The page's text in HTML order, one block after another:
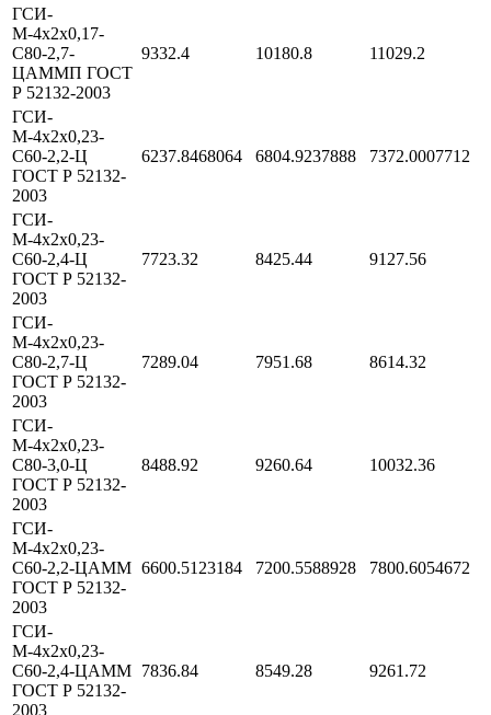
ГСИ-
М-4х2х0,17-
С80-2,7-
ЦАММП ГОСТ
Р 52132-2003
9332.4 10180.8 11029.2
ГСИ-
М-4х2х0,23-
С60-2,2-Ц
ГОСТ Р 52132-
2003
6237.8468064 6804.9237888 7372.0007712
ГСИ-
М-4х2х0,23-
С60-2,4-Ц
ГОСТ Р 52132-
2003
7723.32 8425.44 9127.56
ГСИ-
М-4х2х0,23-
С80-2,7-Ц
ГОСТ Р 52132-
2003
7289.04 7951.68 8614.32
ГСИ-
М-4х2х0,23-
С80-3,0-Ц
ГОСТ Р 52132-
2003
8488.92 9260.64 10032.36
ГСИ-
М-4х2х0,23-
С60-2,2-ЦАММ
ГОСТ Р 52132-
2003
6600.5123184 7200.5588928 7800.6054672
ГСИ-
М-4х2х0,23-
С60-2,4-ЦАММ
ГОСТ Р 52132-
2003
7836.84 8549.28 9261.72